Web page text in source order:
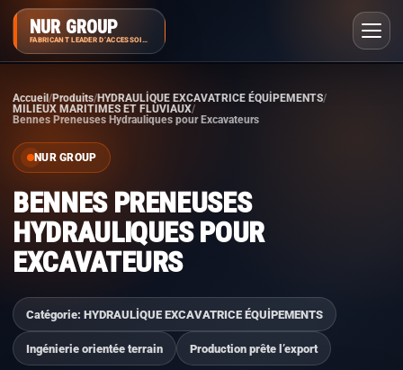
NUR GROUP
FABRICANT LEADER D’ACCESSOIRES
Accueil Produits HYDRAULİQUE EXCAVATRICE ÉQUİPEMENTS
MILIEUX MARITIMES ET FLUVIAUX
Bennes Preneuses Hydrauliques pour Excavateurs
NUR GROUP
BENNES PRENEUSES
HYDRAULIQUES POUR
EXCAVATEURS
Catégorie: HYDRAULİQUE EXCAVATRICE ÉQUİPEMENTS
Ingénierie orientée terrain Production prête l’export